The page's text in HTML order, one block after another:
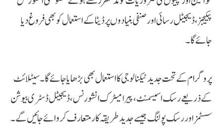
پیکیجز، ڈیجیٹل رسائی اور صنفی بنیادوں پر ڈیٹا کے استعمال کو بھی فروغ دیا
جائے گا۔
پروگرام کے تحت جدید ٹیکنالوجی کا استعمال بھی بڑھایا جائے گا۔ سیٹلائٹ
کے ذریعے رسک اسیسمنٹ، پیرا میٹرک انشورنس، ڈیجیٹل ڈسٹری بیوشن
سسٹمز اور رسک پولنگ جیسے جدید طریقہ کار متعارف کروائے جائیں گے۔